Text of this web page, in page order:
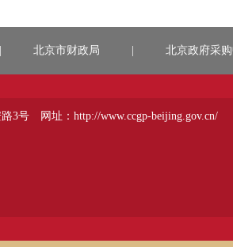
北京市财政局 北京政府采
3号 网址：http://www.ccgp-beijing.gov.cn/